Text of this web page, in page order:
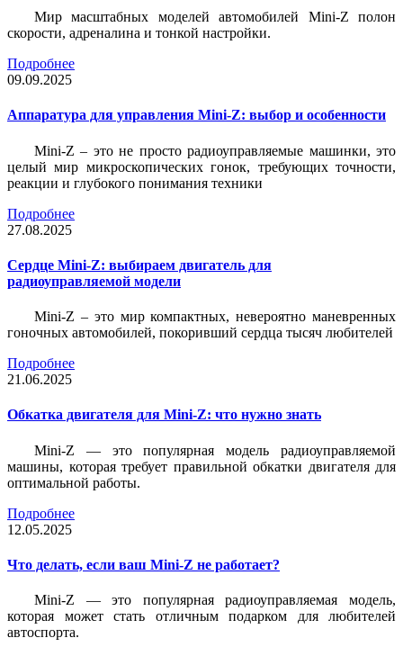
Мир масштабных моделей автомобилей Mini-Z полон
скорости, адреналина и тонкой настройки.
Подробнее
09.09.2025
Аппаратура для управления Mini-Z: выбор и особенности
Mini-Z – это не просто радиоуправляемые машинки, это
целый мир микроскопических гонок, требующих точности,
реакции и глубокого понимания техники
Подробнее
27.08.2025
Сердце Mini-Z: выбираем двигатель для
радиоуправляемой модели
Mini-Z – это мир компактных, невероятно маневренных
гоночных автомобилей, покоривший сердца тысяч любителей
Подробнее
21.06.2025
Обкатка двигателя для Mini-Z: что нужно знать
Mini-Z — это популярная модель радиоуправляемой
машины, которая требует правильной обкатки двигателя для
оптимальной работы.
Подробнее
12.05.2025
Что делать, если ваш Mini-Z не работает?
Mini-Z — это популярная радиоуправляемая модель,
которая может стать отличным подарком для любителей
автоспорта.